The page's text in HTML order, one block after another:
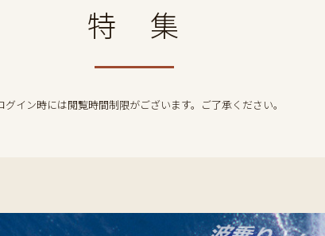
特 集
グイン時には閲覧時間制限がございます。ご了承ください。